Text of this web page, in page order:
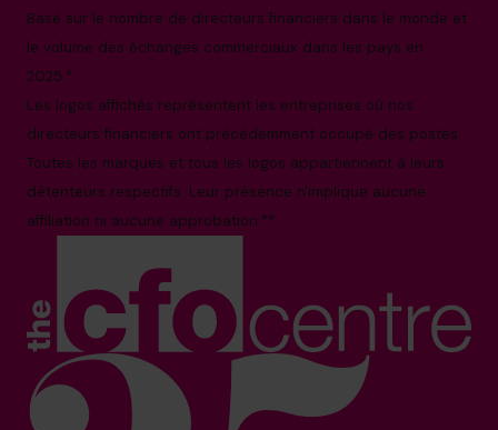
Basé sur le nombre de directeurs financiers dans le monde et
le volume des échanges commerciaux dans les pays en
2025.*
Les logos affichés représentent les entreprises où nos
directeurs financiers ont précédemment occupé des postes.
Toutes les marques et tous les logos appartiennent à leurs
détenteurs respectifs. Leur présence n'implique aucune
affiliation ni aucune approbation.**